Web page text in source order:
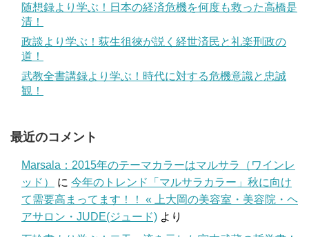
随想録より学ぶ！日本の経済危機を何度も救った高橋是
清！
政談より学ぶ！荻生徂徠が説く経世済民と礼楽刑政の
道！
武教全書講録より学ぶ！時代に対する危機意識と忠誠
観！
最近のコメント
Marsala：2015年のテーマカラーはマルサラ（ワインレ
ッド）
に 今年のトレンド「マルサラカラー」秋に向け
て需要高まってます！！ « 上大岡の美容室・美容院・ヘ
アサロン・JUDE(ジュード) より